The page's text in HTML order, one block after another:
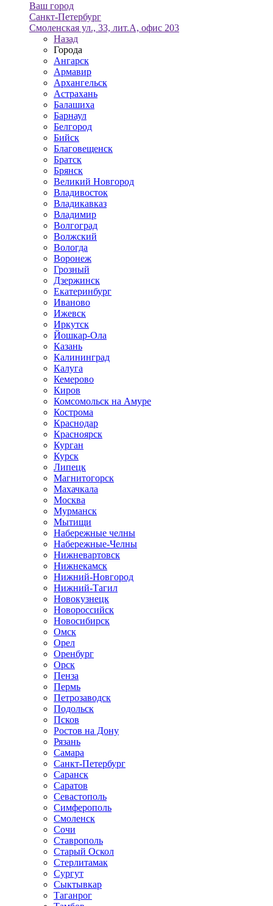
Ваш город
Санкт-Петербург
Смоленская ул., 33, лит.А, офис 203
Назад
Города
Ангарск
Армавир
Архангельск
Астрахань
Балашиха
Барнаул
Белгород
Бийск
Благовещенск
Братск
Брянск
Великий Новгород
Владивосток
Владикавказ
Владимир
Волгоград
Волжский
Вологда
Воронеж
Грозный
Дзержинск
Екатеринбург
Иваново
Ижевск
Иркутск
Йошкар-Ола
Казань
Калининград
Калуга
Кемерово
Киров
Комсомольск на Амуре
Кострома
Краснодар
Красноярск
Курган
Курск
Липецк
Магнитогорск
Махачкала
Москва
Мурманск
Мытищи
Набережные челны
Набережные-Челны
Нижневартовск
Нижнекамск
Нижний-Новгород
Нижний-Тагил
Новокузнецк
Новороссийск
Новосибирск
Омск
Орел
Оренбург
Орск
Пенза
Пермь
Петрозаводск
Подольск
Псков
Ростов на Дону
Рязань
Самара
Санкт-Петербург
Саранск
Саратов
Севастополь
Симферополь
Смоленск
Сочи
Ставрополь
Старый Оскол
Стерлитамак
Сургут
Сыктывкар
Таганрог